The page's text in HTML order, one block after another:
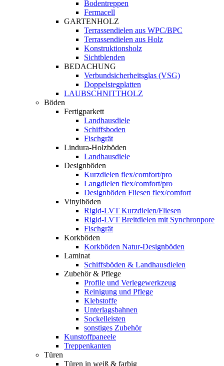
Bodentreppen
Fermacell
GARTENHOLZ
Terrassendielen aus WPC/BPC
Terrassendielen aus Holz
Konstruktionsholz
Sichtblenden
BEDACHUNG
Verbundsicherheitsglas (VSG)
Doppelstegplatten
LAUBSCHNITTHOLZ
Böden
Fertigparkett
Landhausdiele
Schiffsboden
Fischgrät
Lindura-Holzböden
Landhausdiele
Designböden
Kurzdielen flex/comfort/pro
Langdielen flex/comfort/pro
Designböden Fliesen flex/comfort
Vinylböden
Rigid-LVT Kurzdielen/Fliesen
Rigid-LVT Breitdielen mit Synchronpore
Fischgrät
Korkböden
Korkböden Natur-Designböden
Laminat
Schiffsböden & Landhausdielen
Zubehör & Pflege
Profile und Verlegewerkzeug
Reinigung und Pflege
Klebstoffe
Unterlagsbahnen
Sockelleisten
sonstiges Zubehör
Kunstoffpaneele
Treppenkanten
Türen
Türen in weiß & farbig